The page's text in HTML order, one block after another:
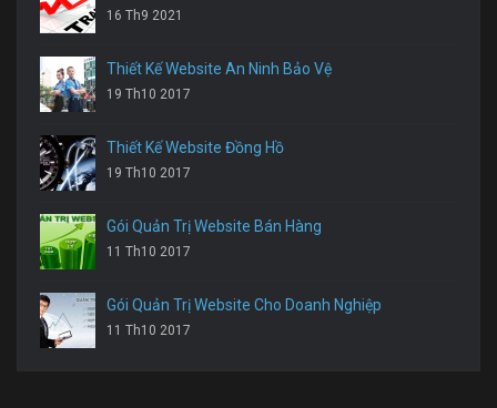
16 Th9 2021
Thiết Kế Website An Ninh Bảo Vệ
19 Th10 2017
Thiết Kế Website Đồng Hồ
19 Th10 2017
Gói Quản Trị Website Bán Hàng
11 Th10 2017
Gói Quản Trị Website Cho Doanh Nghiệp
11 Th10 2017